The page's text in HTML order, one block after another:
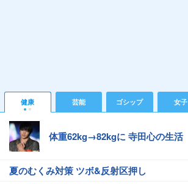
健康 芸能 ゴシップ 女子
体重62kg→82kgに 寺田心の生活
夏のむくみ対策 ツボ&反射区押し